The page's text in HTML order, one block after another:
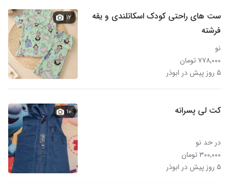
ست های راحتی کودک اسکاتلندی و یقه
فرشته
نو
۷۷۸,۰۰۰ تومان
۵ روز پیش در ابوذر
۱۲
کت لی پسرانه
در حد نو
۳۰۰,۰۰۰ تومان
۵ روز پیش در ابوذر
۱۰